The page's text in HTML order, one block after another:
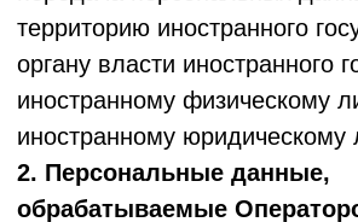
республика, край, область, район, город,
поселок, деревня, иной населенный пункт,
улица, дом, корпус, квартира); сведения о
регистрации по месту жительства или
пребывания (почтовый индекс, страна,
республика, край, область, район, город,
улица, дом, корпус, квартира); номера
телефонов (домашний, мобильный,